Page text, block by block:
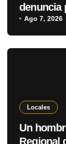
denuncia
Pedro
Ago 7, 2026
Locales
Un
Regional